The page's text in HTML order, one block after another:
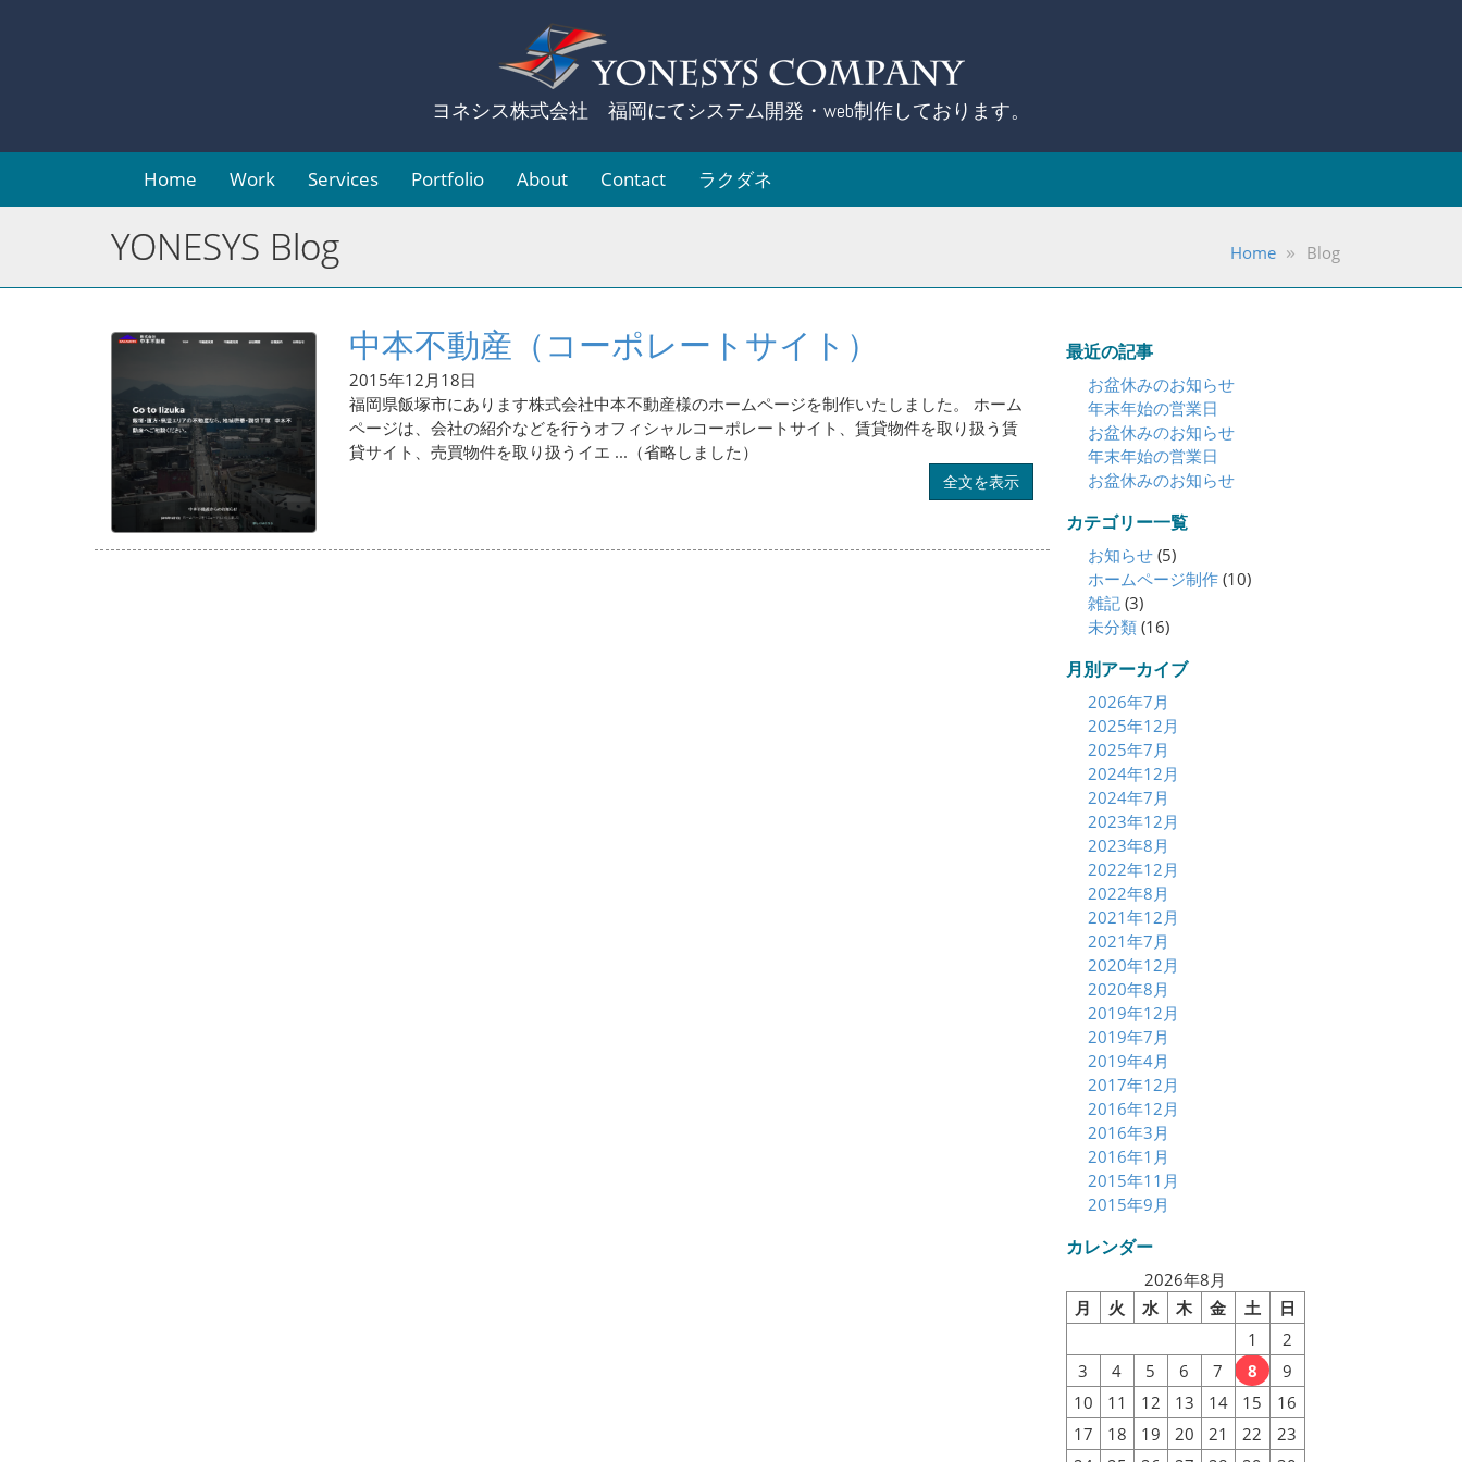
ヨネシス株式会社 福岡にてシステム開発・web制作しております。
Home Work Services Portfolio About Contact ラクダネ
YONESYS Blog Home Blog
中本不動産（コーポレートサイト）
2015年12月18日
福岡県飯塚市にあります株式会社中本不動産様のホームページを制作いたしました。 ホーム
ページは、会社の紹介などを行うオフィシャルコーポレートサイト、賃貸物件を取り扱う賃
貸サイト、売買物件を取り扱うイエ ...（省略しました）
全文を表示
最近の記事
お盆休みのお知らせ
年末年始の営業日
お盆休みのお知らせ
年末年始の営業日
お盆休みのお知らせ
カテゴリー一覧
お知らせ(5)
ホームページ制作(10)
雑記(3)
未分類(16)
月別アーカイブ
2026年7月
2025年12月
2025年7月
2024年12月
2024年7月
2023年12月
2023年8月
2022年12月
2022年8月
2021年12月
2021年7月
2020年12月
2020年8月
2019年12月
2019年7月
2019年4月
2017年12月
2016年12月
2016年3月
2016年1月
2015年11月
2015年9月
カレンダー
2026年8月
月
火 水 木 金 土
日
1
2
3
4 5 6 7 8
9
10
11 12 13 14 15
16
17
18 19 20 21 22
23